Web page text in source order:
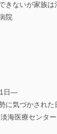
きないが家族
院
1日―
に気づかされた
海医療センター